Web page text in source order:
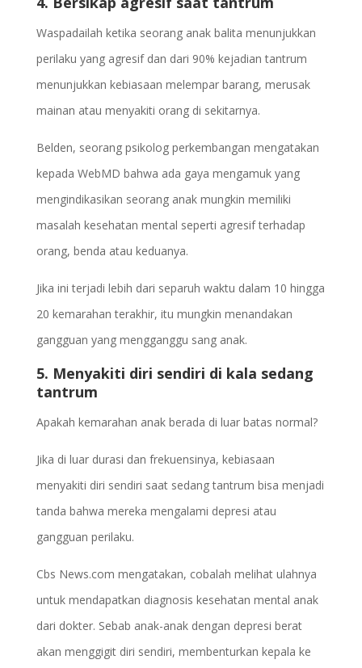
Waspadailah ketika seorang anak balita menunjukkan
perilaku yang agresif dan dari 90% kejadian tantrum
menunjukkan kebiasaan melempar barang, merusak
mainan atau menyakiti orang di sekitarnya.
Belden, seorang psikolog perkembangan mengatakan
kepada WebMD bahwa ada gaya mengamuk yang
mengindikasikan seorang anak mungkin memiliki
masalah kesehatan mental seperti agresif terhadap
orang, benda atau keduanya.
Jika ini terjadi lebih dari separuh waktu dalam 10 hingga
20 kemarahan terakhir, itu mungkin menandakan
gangguan yang mengganggu sang anak.
5. Menyakiti diri sendiri di kala sedang
tantrum
Apakah kemarahan anak berada di luar batas normal?
Jika di luar durasi dan frekuensinya, kebiasaan
menyakiti diri sendiri saat sedang tantrum bisa menjadi
tanda bahwa mereka mengalami depresi atau
gangguan perilaku.
Cbs News.com mengatakan, cobalah melihat ulahnya
untuk mendapatkan diagnosis kesehatan mental anak
dari dokter. Sebab anak-anak dengan depresi berat
akan menggigit diri sendiri, membenturkan kepala ke